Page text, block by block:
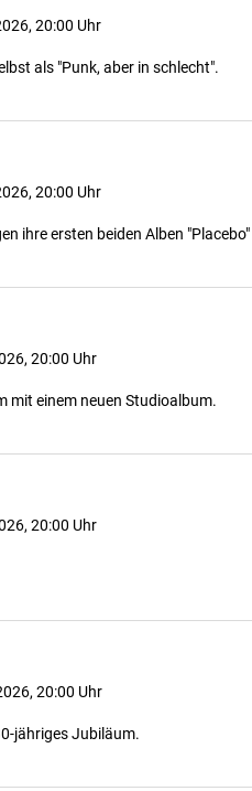
20:00 Uhr
als "Punk, aber in schlecht".
20:00 Uhr
ihre ersten beiden Alben "Placebo"
20:00 Uhr
mit einem neuen Studioalbum.
20:00 Uhr
20:00 Uhr
jähriges Jubiläum.